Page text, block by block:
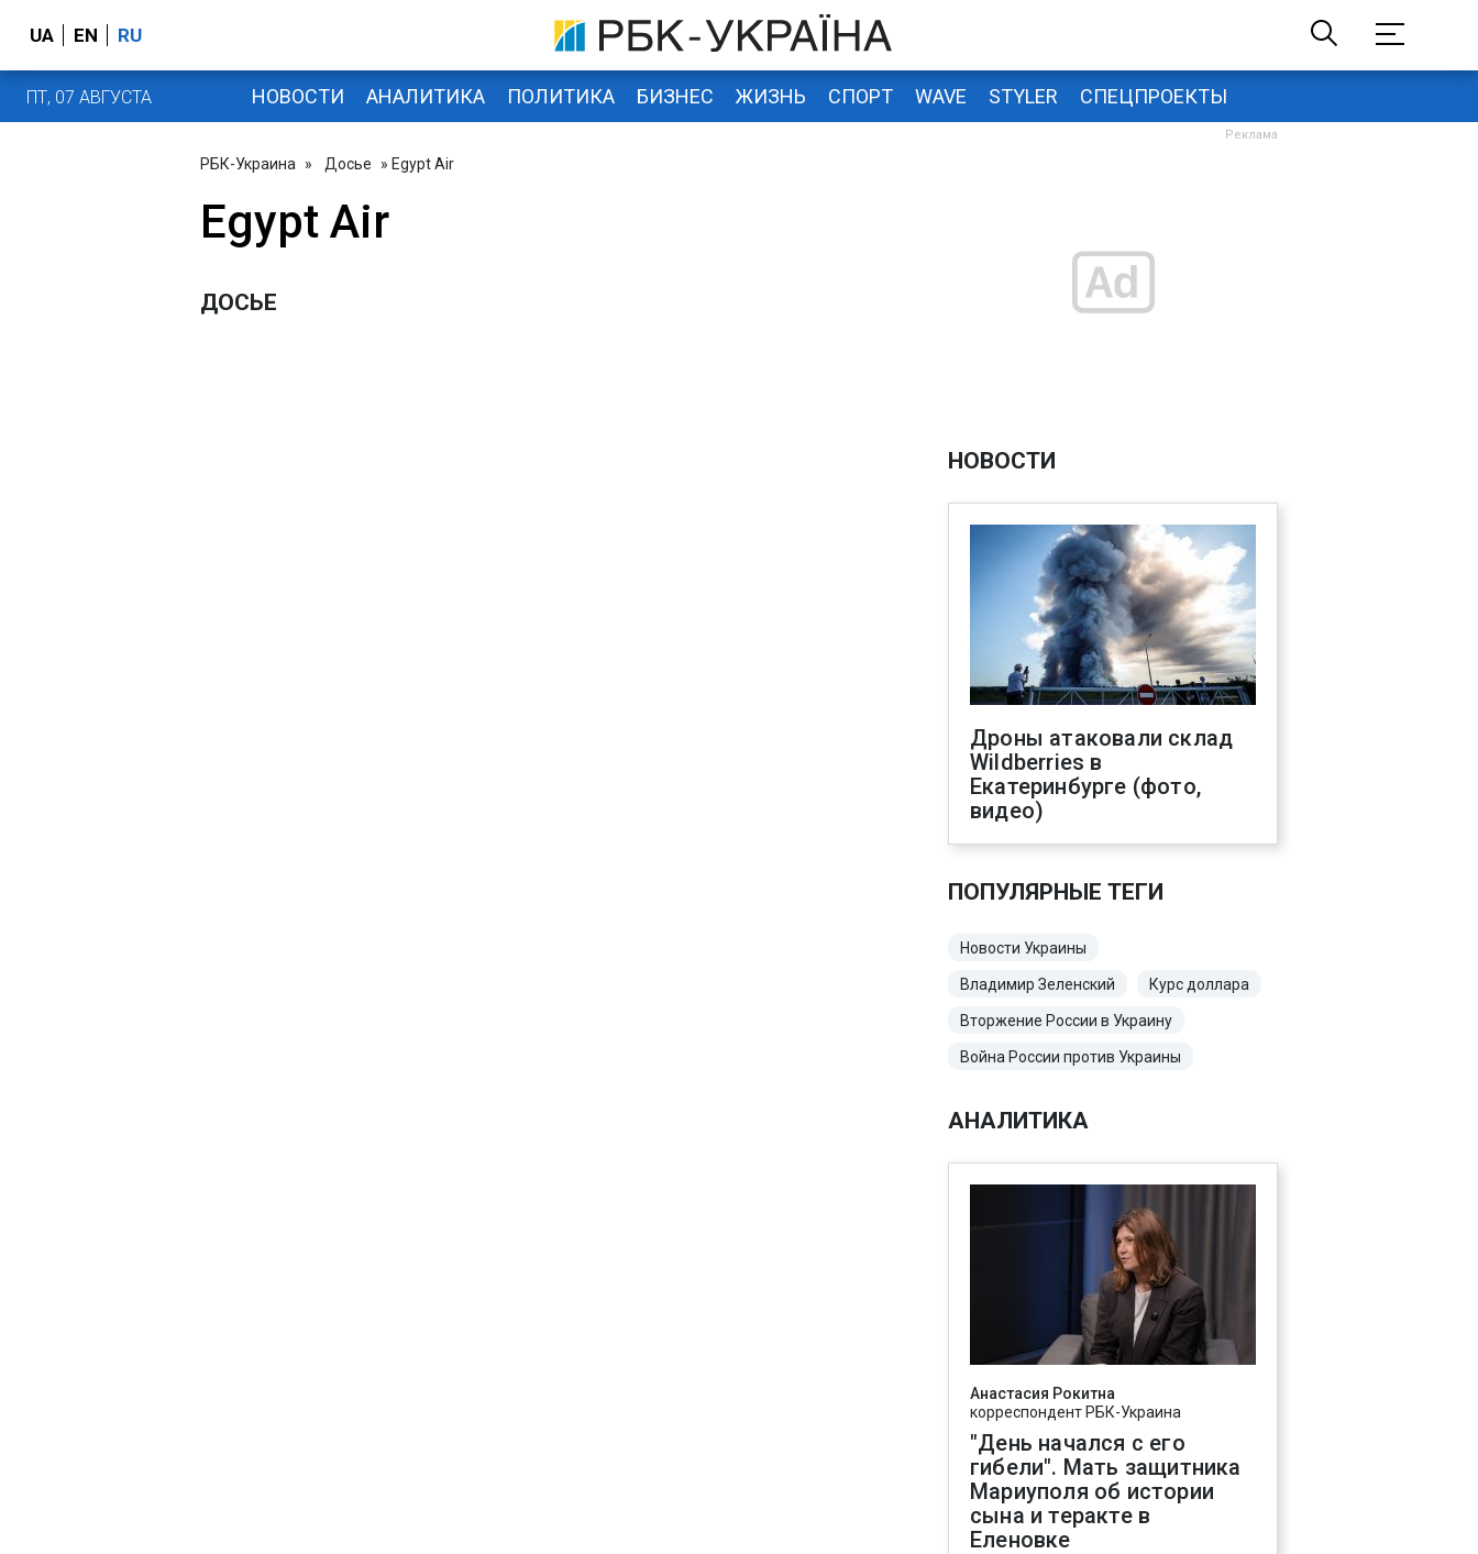
UA EN RU
ПТ, 07 АВГУСТА НОВОСТИ АНАЛИТИКА ПОЛИТИКА БИЗНЕС ЖИЗНЬ СПОРТ WAVE STYLER СПЕЦПРОЕКТЫ
РБК-Украина » Досье » Egypt Air
Egypt Air
ДОСЬЕ
НОВОСТИ
Дроны атаковали склад
Wildberries в
Екатеринбурге (фото,
видео)
ПОПУЛЯРНЫЕ ТЕГИ
Новости Украины
Владимир Зеленский Курс доллара
Вторжение России в Украину
Война России против Украины
АНАЛИТИКА
Анастасия Рокитна
корреспондент РБК-Украина
"День начался с его
гибели". Мать защитника
Мариуполя об истории
сына и теракте в
Еленовке